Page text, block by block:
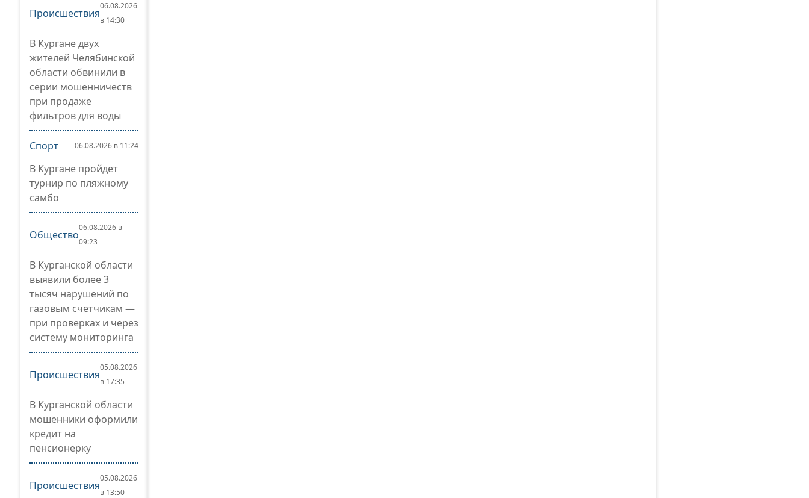
Происшествия
06.08.2026
в 14:30
В Кургане двух
жителей Челябинской
области обвинили в
серии мошенничеств
при продаже
фильтров для воды
Спорт 06.08.2026 в 11:24
В Кургане пройдет
турнир по пляжному
самбо
Общество
06.08.2026 в
09:23
В Курганской области
выявили более 3
тысяч нарушений по
газовым счетчикам —
при проверках и через
систему мониторинга
Происшествия
05.08.2026
в 17:35
В Курганской области
мошенники оформили
кредит на
пенсионерку
Происшествия
05.08.2026
в 13:50